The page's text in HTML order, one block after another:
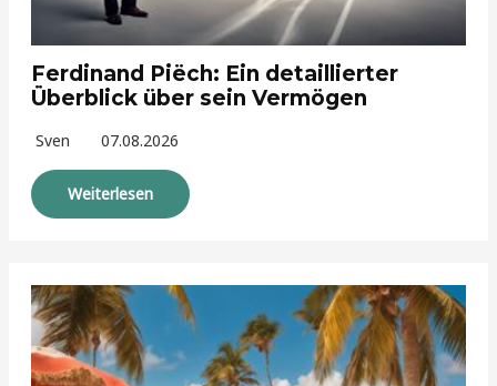
Ferdinand Piëch: Ein detaillierter
Überblick über sein Vermögen
Sven 07.08.2026
Weiterlesen